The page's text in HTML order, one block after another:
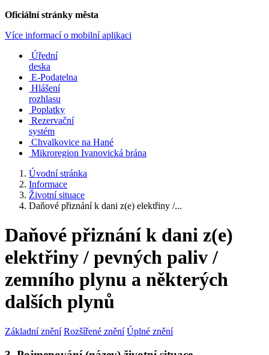
Oficiální stránky města
Více informací o mobilní aplikaci
Úřední
deska
E-Podatelna
Hlášení
rozhlasu
Poplatky
Rezervační
systém
Chvalkovice na Hané
Mikroregion Ivanovická brána
Úvodní stránka
Informace
Životní situace
Daňové přiznání k dani z(e) elektřiny /...
Daňové přiznání k dani z(e)
elektřiny / pevných paliv /
zemního plynu a některých
dalších plynů
Základní znění Rozšířené znění Úplné znění